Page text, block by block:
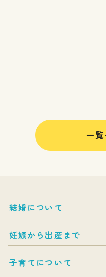
一
結婚について
妊娠から出産まで
子育てについて